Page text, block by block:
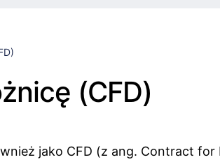
(CFD)
jako CFD (z ang. Contract